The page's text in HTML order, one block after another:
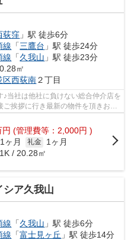
荻窪 」駅 徒歩6分
線 「三鷹台 」駅 徒歩24分
線 「久我山 」駅 徒歩23分
㎡
区西荻南２丁目
当社は他社に負けない総合仲介店を
挨拶に行き最新の物件を頂きお客
円 (管理費等：2,000円 )
1ヶ月 礼金
1ヶ月
/ 20.28㎡
シア久我山
線 「久我山 」駅 徒歩6分
線 「富士見ヶ丘 」駅 徒歩14分